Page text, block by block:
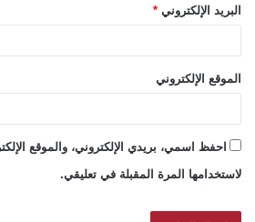
البريد الإلكتروني *
الموقع الإلكتروني
احفظ اسمي، بريدي الإلكتروني، والموقع
لاستخدامها المرة المقبلة في تعليقي.